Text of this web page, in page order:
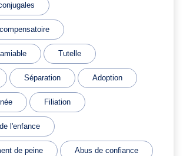
Tutelle
Séparation Adoption
Filiation
l'enfance
de peine Abus de confiance